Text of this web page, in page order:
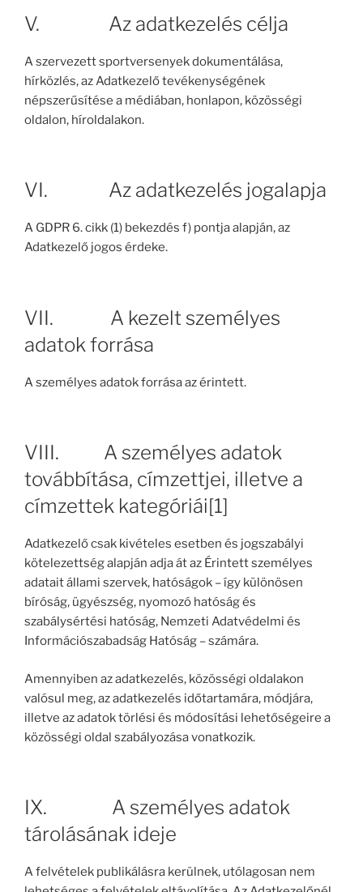
V. Az adatkezelés célja
A szervezett sportversenyek dokumentálása,
hírközlés, az Adatkezelő tevékenységének
népszerűsítése a médiában, honlapon, közösségi
oldalon, híroldalakon.
VI. Az adatkezelés jogalapja
A GDPR 6. cikk (1) bekezdés f) pontja alapján, az
Adatkezelő jogos érdeke.
VII. A kezelt személyes
adatok forrása
A személyes adatok forrása az érintett.
VIII. A személyes adatok
továbbítása, címzettjei, illetve a
címzettek kategóriái[1]
Adatkezelő csak kivételes esetben és jogszabályi
kötelezettség alapján adja át az Érintett személyes
adatait állami szervek, hatóságok – így különösen
bíróság, ügyészség, nyomozó hatóság és
szabálysértési hatóság, Nemzeti Adatvédelmi és
Információszabadság Hatóság – számára.
Amennyiben az adatkezelés, közösségi oldalakon
valósul meg, az adatkezelés időtartamára, módjára,
illetve az adatok törlési és módosítási lehetőségeire a
közösségi oldal szabályozása vonatkozik.
IX. A személyes adatok
tárolásának ideje
A felvételek publikálásra kerülnek, utólagosan nem